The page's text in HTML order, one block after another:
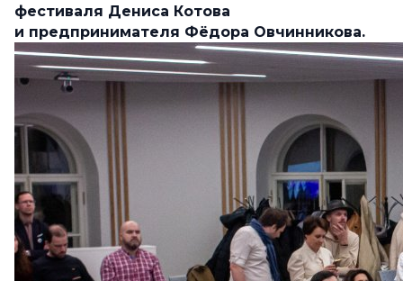
фестиваля Дениса Котова
и предпринимателя Фёдора Овчинникова.